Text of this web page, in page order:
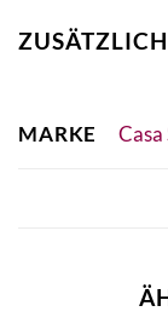
MARKE Casa